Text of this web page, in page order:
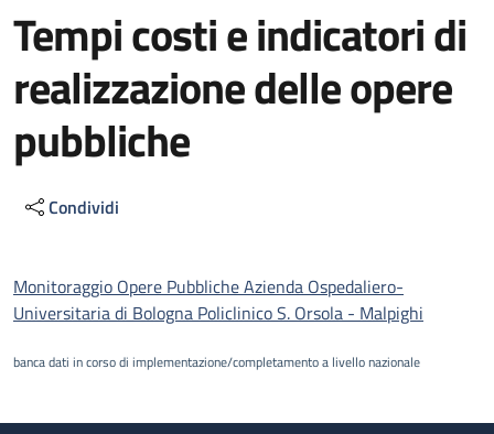
Tempi costi e indicatori di
realizzazione delle opere
pubbliche
Condividi
Descrizione
Monitoraggio Opere Pubbliche Azienda Ospedaliero-
Universitaria di Bologna Policlinico S. Orsola - Malpighi
banca dati in corso di implementazione/completamento a livello nazionale